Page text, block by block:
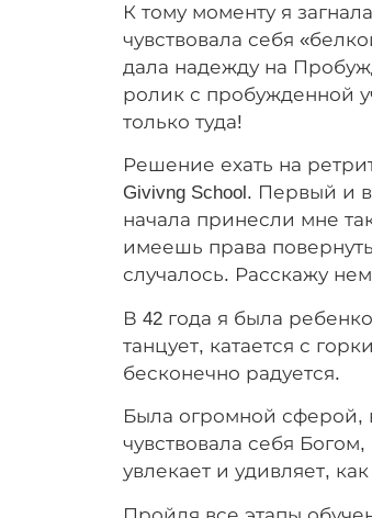
К тому моменту я
чувствовала себя
дала надежду на
ролик с пробужденной
только туда!
Решение ехать на
Givivng School. Первый и
начала принесли мне
имеешь права
случалось. Расскажу
В 42 года я была
танцует, катается с
бесконечно радуется.
Была огромной сферой,
чувствовала себя
увлекает и удивляет,